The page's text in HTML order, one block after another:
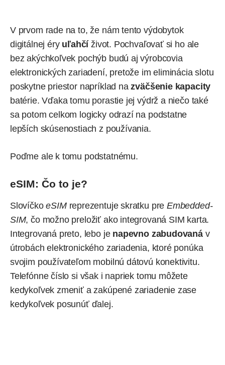
V prvom rade na to, že nám tento výdobytok
digitálnej éry uľahčíživot. Pochvaľovať si ho ale
bez akýchkoľvek pochýb budú aj výrobcovia
elektronických zariadení, pretože im eliminácia slotu
poskytne priestor napríklad nazväčšenie kapacity
batérie. Vďaka tomu porastie jej výdrž a niečo také
sa potom celkom logicky odrazí na podstatne
lepších skúsenostiach z používania.
Poďme ale k tomu podstatnému.
eSIM: Čo to je?
SlovíčkoeSIM reprezentujeskratku preEmbedded-
SIM, čo možno preložiť ako integrovaná SIM karta.
Integrovaná preto, lebo je napevno zabudovanáv
útrobách elektronického zariadenia, ktoré ponúka
svojim používateľom mobilnú dátovú konektivitu.
Telefónne číslo si však i napriek tomu môžete
kedykoľvek zmeniť a zakúpené zariadenie zase
kedykoľvek posunúť ďalej.